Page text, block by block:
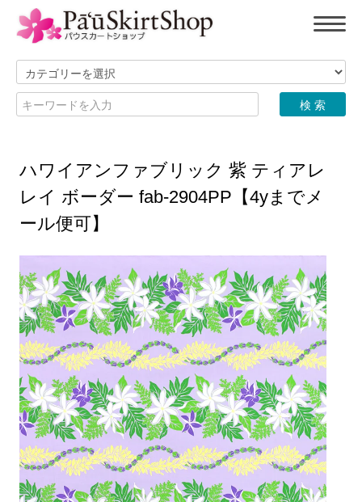
ハワイアンファブリック 紫 ティアレ
レイ ボーダー fab-2904PP【4yまでメ
ール便可】